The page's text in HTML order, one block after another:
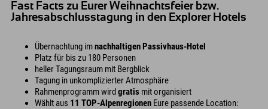
Fast Facts zu Eurer Weihnachtsfeier bzw.
Jahresabschlusstagung in den Explorer Hotels
Übernachtung imnachhaltigen Passivhaus-Hotel
Platz für bis zu 180 Personen
heller Tagungsraum mit Bergblick
Tagung in unkomplizierter Atmosphäre
Rahmenprogramm wirdgratis mit organisiert
Wählt aus 11 TOP-Alpenregionen Eure passende Location: